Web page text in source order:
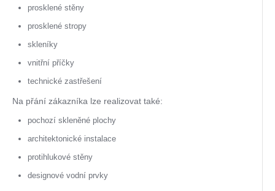
prosklené stěny
prosklené stropy
skleníky
vnitřní příčky
technické zastřešení
Na přání zákazníka lze realizovat také:
pochozí skleněné plochy
architektonické instalace
protihlukové stěny
designové vodní prvky